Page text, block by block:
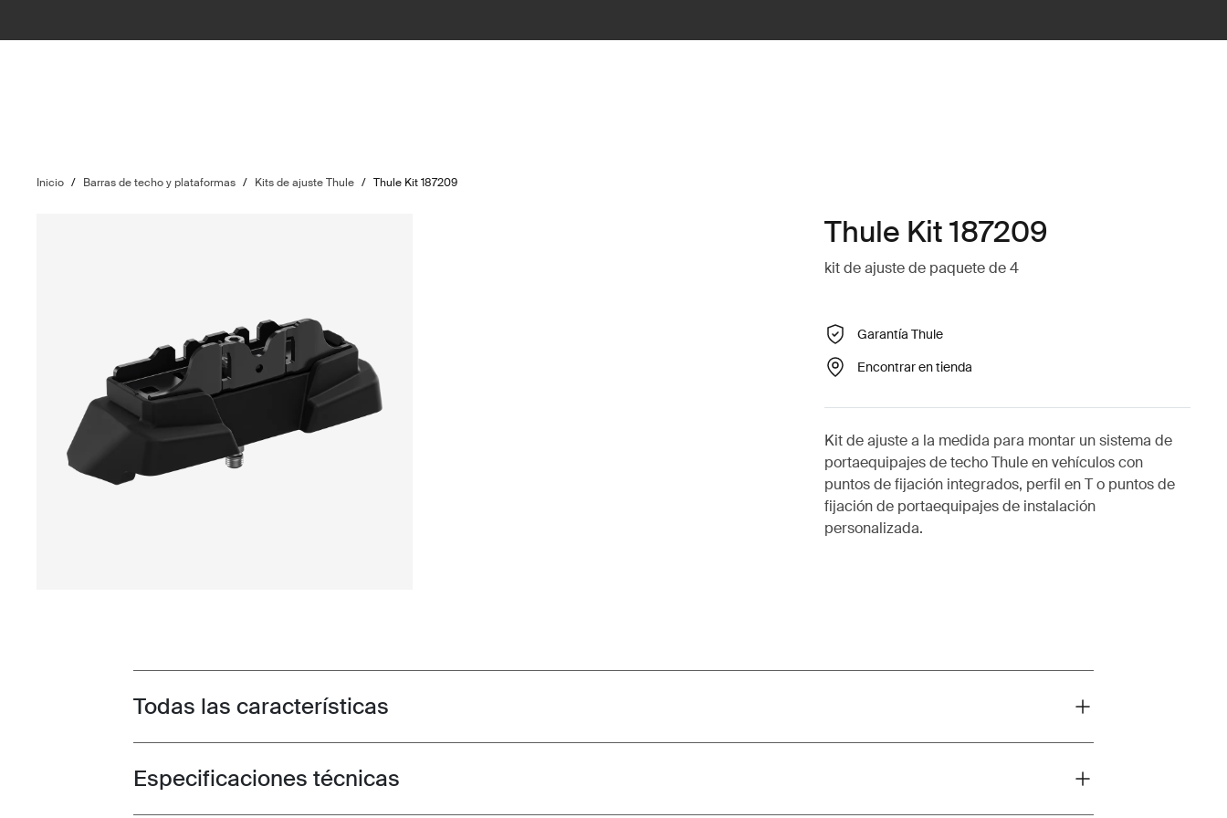
Inicio / Barras de techo y plataformas / Kits de ajuste Thule / Thule Kit 187209
Thule Kit 187209
kit de ajuste de paquete de 4
Garantía Thule
Encontrar en tienda
Kit de ajuste a la medida para montar un sistema de
portaequipajes de techo Thule en vehículos con
puntos de fijación integrados, perfil en T o puntos de
fijación de portaequipajes de instalación
personalizada.
Toggle features
Todas las características
Toggle techspec
Especificaciones técnicas